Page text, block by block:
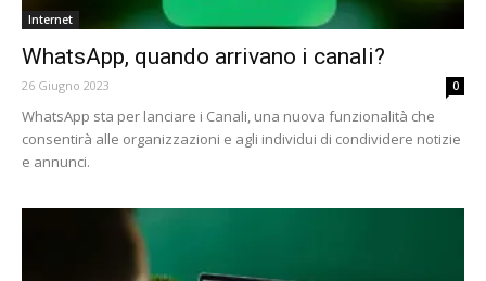
Internet
WhatsApp, quando arrivano i canali?
26 Giugno 2023 0
WhatsApp sta per lanciare i Canali, una nuova funzionalità che
consentirà alle organizzazioni e agli individui di condividere notizie
e annunci.